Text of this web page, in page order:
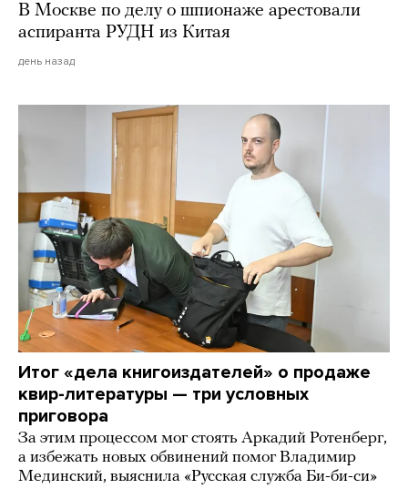
В Москве по делу о шпионаже арестовали
аспиранта РУДН из Китая
день назад
Итог «дела книгоиздателей» о продаже
квир-литературы — три условных
приговора
За этим процессом мог стоять Аркадий Ротенберг,
а избежать новых обвинений помог Владимир
Мединский, выяснила «Русская служба Би-би-си»